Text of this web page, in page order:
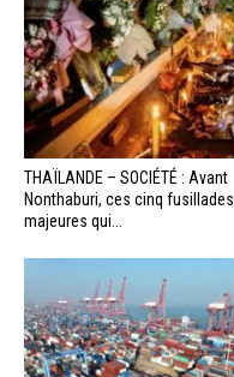
THAÏLANDE – SOCIÉTÉ : Avant
Nonthaburi, ces cinq fusillades
majeures qui...